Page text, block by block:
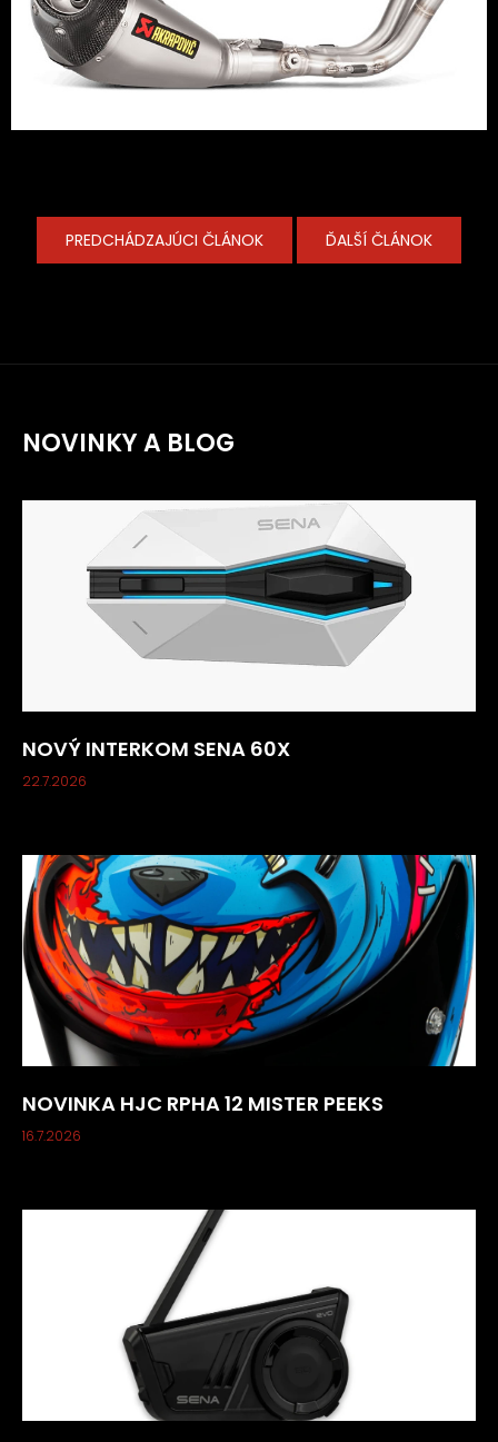
PREDCHÁDZAJÚCI ČLÁNOK ĎALŠÍ ČLÁNOK
NOVINKY A BLOG
NOVÝ INTERKOM SENA 60X
22.7.2026
NOVINKA HJC RPHA 12 MISTER PEEKS
16.7.2026